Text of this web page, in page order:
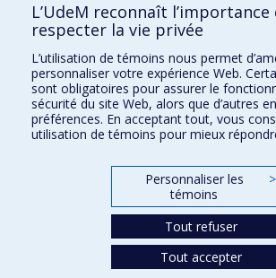
Faculté des sciences
Pavillon Marguerite-d'Youville
2375, chemin de la Côte-Sainte-Catherine
Montréal (Québec) H3T 1A8
Lien Google Maps
L’UdeM reconnaît l’importance
respecter la vie privée
L’utilisation de témoins nous permet
personnaliser votre expérience Web.
sont obligatoires pour assurer le
sécurité du site Web, alors que d’autres
préférences. En acceptant tout, vous
utilisation de témoins pour mieux
Personnaliser les
témoins
>
Tout refuser
Tout accepter